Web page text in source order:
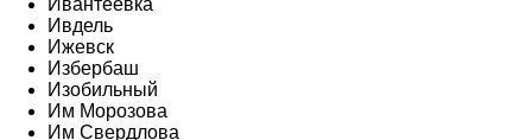
Ивантеевка
Ивдель
Ижевск
Избербаш
Изобильный
Им Морозова
Им Свердлова